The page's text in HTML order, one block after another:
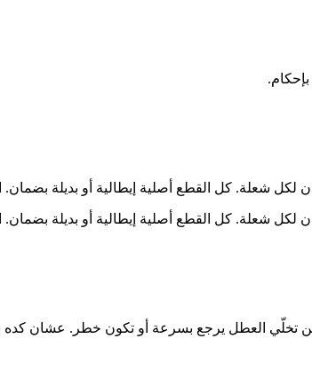
إيطالية أو بديلة بضمان. اتصل 16062 وقولنا الجهاز
إيطالية أو بديلة بضمان. اتصل 16062 وقولنا الجهاز
تخلّي العطل يرجع بسرعة أو تكون خطر. عشان